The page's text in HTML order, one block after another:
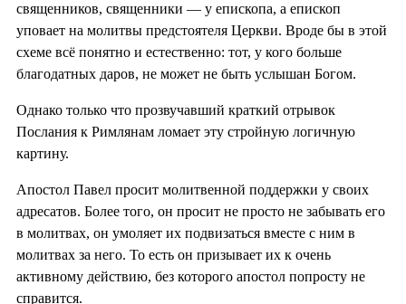
священников, священники — у епископа, а епископ
уповает на молитвы предстоятеля Церкви. Вроде бы в этой
схеме всё понятно и естественно: тот, у кого больше
благодатных даров, не может не быть услышан Богом.
Однако только что прозвучавший краткий отрывок
Послания к Римлянам ломает эту стройную логичную
картину.
Апостол Павел просит молитвенной поддержки у своих
адресатов. Более того, он просит не просто не забывать его
в молитвах, он умоляет их подвизаться вместе с ним в
молитвах за него. То есть он призывает их к очень
активному действию, без которого апостол попросту не
справится.